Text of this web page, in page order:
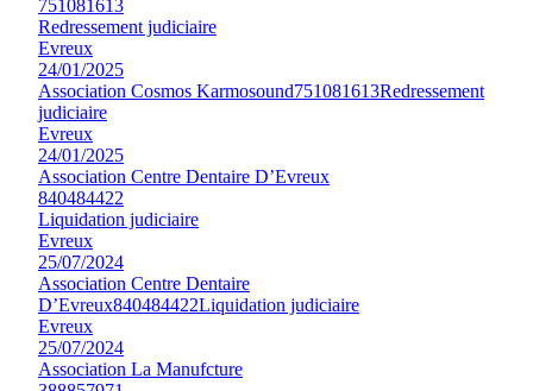
751081613
Redressement judiciaire
Evreux
24/01/2025
Association Cosmos Karmosound751081613Redressement
judiciaire
Evreux
24/01/2025
Association Centre Dentaire D’Evreux
840484422
Liquidation judiciaire
Evreux
25/07/2024
Association Centre Dentaire
D’Evreux840484422Liquidation judiciaire
Evreux
25/07/2024
Association La Manufcture